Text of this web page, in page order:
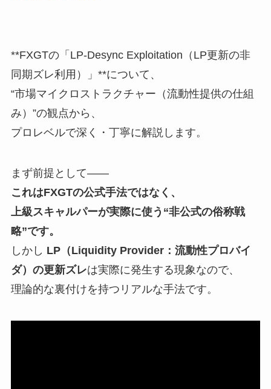
**FXGTの「LP-Desync Exploitation（LP更新の非
同期ズレ利用）」**について、
“市場マイクロストラクチャー（流動性提供の仕組
み）”の観点から、
プロレベルで深く・丁寧に解説します。
まず前提として――
これはFXGTの公式手法ではなく、
上級スキャルパーが実際に使う“非公式の俗称戦
略”です。
しかし LP（Liquidity Provider：流動性プロバイ
ダ）の更新ズレは実際に発生する現象なので、
理論的な裏付けを持つリアルな手法です。